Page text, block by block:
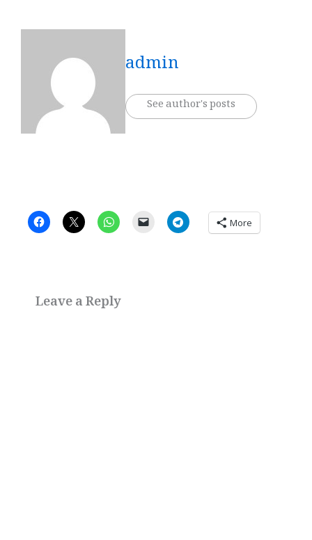
admin
See author's posts
More
Leave a Reply